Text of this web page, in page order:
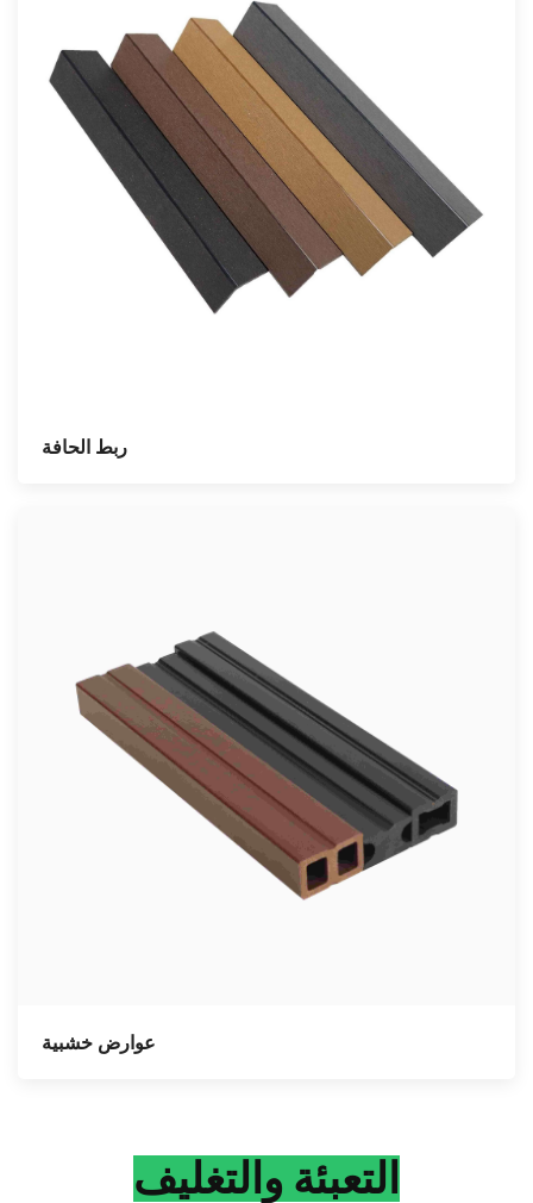
ربط الحافة
عوارض خشبية
التعبئة والتغليف